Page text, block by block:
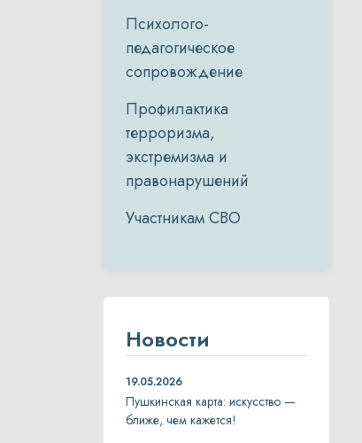
Психолого-
педагогическое
сопровождение
Профилактика
терроризма,
экстремизма и
правонарушений
Участникам СВО
Новости
19.05.2026
Пушкинская карта: искусство —
ближе, чем кажется!